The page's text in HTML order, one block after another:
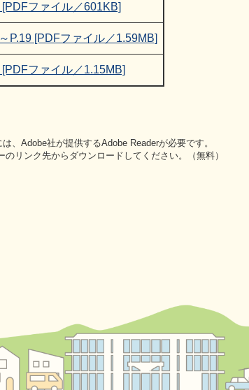
[PDFファイル／601KB]
P.19 [PDFファイル／1.59MB]
[PDFファイル／1.15MB]
、Adobe社が提供するAdobe Readerが必要です。
リンク先からダウンロードしてください。（無料）